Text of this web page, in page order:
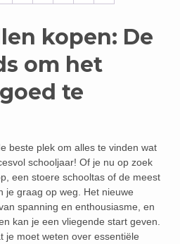
kopen: De
om het
te
beste plek om alles te vinden wat
schooljaar! Of je nu op zoek
een stoere schooltas of de meest
je graag op weg. Het nieuwe
spanning en enthousiasme, en
kan je een vliegende start geven.
je moet weten over essentiële